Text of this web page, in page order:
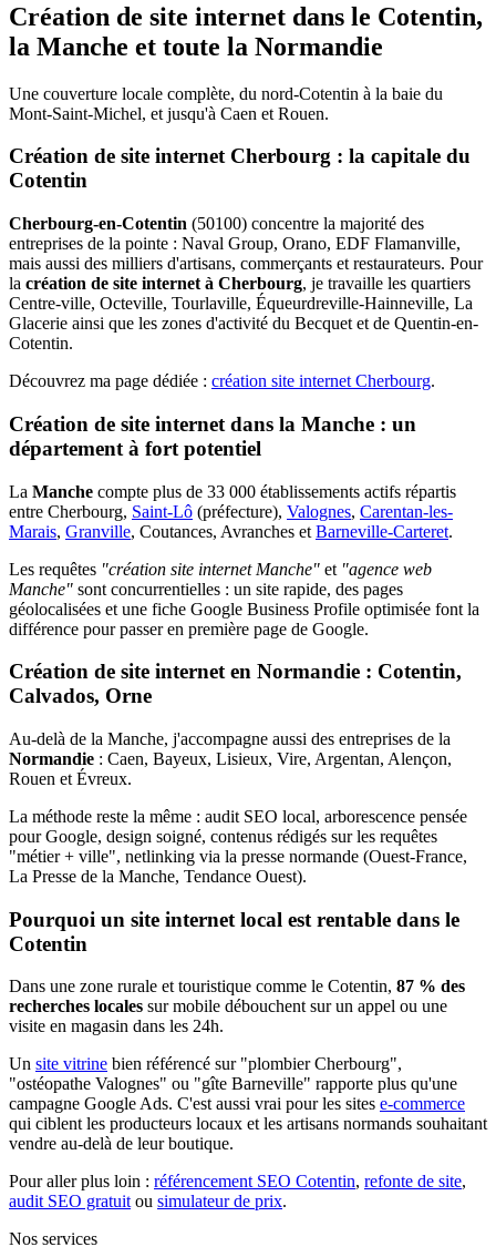
Création de site internet dans le Cotentin,
la Manche et toute la Normandie
Une couverture locale complète, du nord-Cotentin à la baie du
Mont-Saint-Michel, et jusqu'à Caen et Rouen.
Création de site internet Cherbourg : la capitale du
Cotentin
Cherbourg-en-Cotentin (50100) concentre la majorité des
entreprises de la pointe : Naval Group, Orano, EDF Flamanville,
mais aussi des milliers d'artisans, commerçants et restaurateurs. Pour
la création de site internet à Cherbourg, je travaille les quartiers
Centre-ville, Octeville, Tourlaville, Équeurdreville-Hainneville, La
Glacerie ainsi que les zones d'activité du Becquet et de Quentin-en-
Cotentin.
Découvrez ma page dédiée : création site internet Cherbourg.
Création de site internet dans la Manche : un
département à fort potentiel
La Manche compte plus de 33 000 établissements actifs répartis
entre Cherbourg, Saint-Lô (préfecture), Valognes, Carentan-les-
Marais, Granville, Coutances, Avranches et Barneville-Carteret.
Les requêtes "création site internet Manche" et "agence web
Manche" sont concurrentielles : un site rapide, des pages
géolocalisées et une fiche Google Business Profile optimisée font la
différence pour passer en première page de Google.
Création de site internet en Normandie : Cotentin,
Calvados, Orne
Au-delà de la Manche, j'accompagne aussi des entreprises de la
Normandie : Caen, Bayeux, Lisieux, Vire, Argentan, Alençon,
Rouen et Évreux.
La méthode reste la même : audit SEO local, arborescence pensée
pour Google, design soigné, contenus rédigés sur les requêtes
"métier + ville", netlinking via la presse normande (Ouest-France,
La Presse de la Manche, Tendance Ouest).
Pourquoi un site internet local est rentable dans le
Cotentin
Dans une zone rurale et touristique comme le Cotentin, 87 % des
recherches locales sur mobile débouchent sur un appel ou une
visite en magasin dans les 24h.
Un site vitrine bien référencé sur "plombier Cherbourg",
"ostéopathe Valognes" ou "gîte Barneville" rapporte plus qu'une
campagne Google Ads. C'est aussi vrai pour les sites e-commerce
qui ciblent les producteurs locaux et les artisans normands souhaitant
vendre au-delà de leur boutique.
Pour aller plus loin : référencement SEO Cotentin, refonte de site,
audit SEO gratuit ou simulateur de prix.
Nos services